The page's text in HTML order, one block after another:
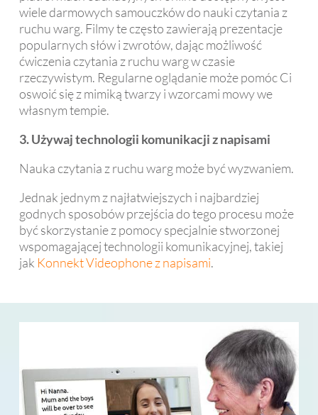
wiele darmowych samouczków do nauki czytania z
ruchu warg. Filmy te często zawierają prezentacje
popularnych słów i zwrotów, dając możliwość
ćwiczenia czytania z ruchu warg w czasie
rzeczywistym. Regularne oglądanie może pomóc Ci
oswoić się z mimiką twarzy i wzorcami mowy we
własnym tempie.
3. Używaj technologii komunikacji z napisami
Nauka czytania z ruchu warg może być wyzwaniem.
Jednak jednym z najłatwiejszych i najbardziej
godnych sposobów przejścia do tego procesu może
być skorzystanie z pomocy specjalnie stworzonej
wspomagającej technologii komunikacyjnej, takiej
jak Konnekt Videophone z napisami.